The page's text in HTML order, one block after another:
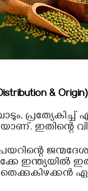
& Origin)
പ്രത്യേകിച്ച്
ഇതിന്റെ
ഇന്ത്യയിൽ